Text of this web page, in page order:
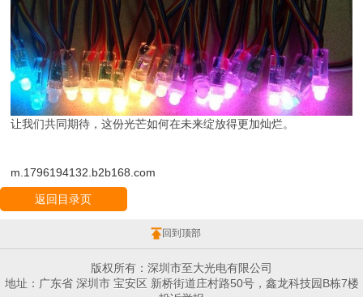
让我们共同期待，这份光芒如何在未来绽放得更加灿烂。
m.1796194132.b2b168.com
返回目录页
回到顶部
版权所有：深圳市至大光电有限公司
地址：广东省 深圳市 宝安区 新桥街道庄村路50号，鑫龙科技园B栋7楼